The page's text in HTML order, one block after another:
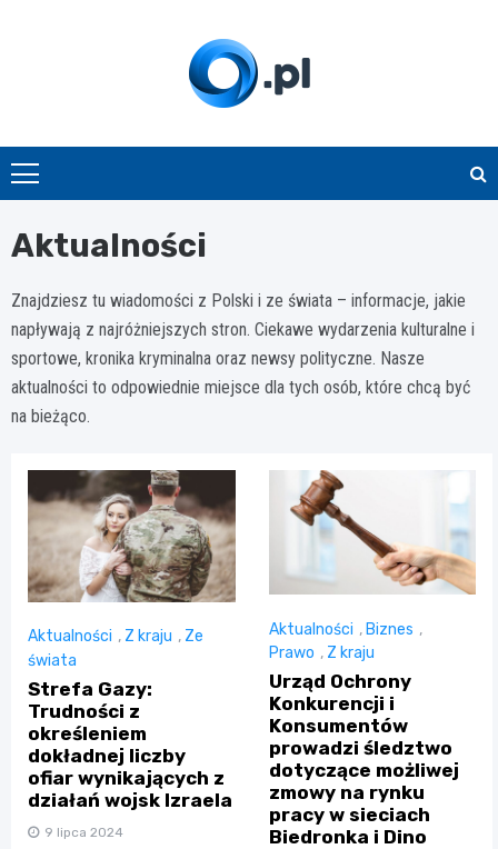
O.pl
Aktualności
Znajdziesz tu wiadomości z Polski i ze świata – informacje, jakie
napływają z najróżniejszych stron. Ciekawe wydarzenia kulturalne i
sportowe, kronika kryminalna oraz newsy polityczne. Nasze
aktualności to odpowiednie miejsce dla tych osób, które chcą być
na bieżąco.
Aktualności , Z kraju , Ze
świata
Strefa Gazy:
Trudności z
określeniem
dokładnej liczby
ofiar wynikających z
działań wojsk Izraela
9 lipca 2024
Aktualności , Biznes ,
Prawo , Z kraju
Urząd Ochrony
Konkurencji i
Konsumentów
prowadzi śledztwo
dotyczące możliwej
zmowy na rynku
pracy w sieciach
Biedronka i Dino